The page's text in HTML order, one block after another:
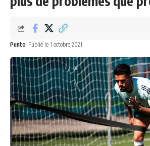
Punto Publié le 1 octobre 2021